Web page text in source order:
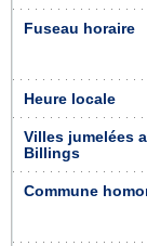
Fuseau horaire
Heure locale
Villes jumelées
Billings
Commune